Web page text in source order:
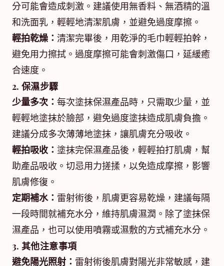
分可能會造成刺激。建議使用無香料、無酒精的溫
和洗面乳，輕輕地清潔肌膚，並避免過度摩擦。
輕拍乾燥： 清潔完畢後，用乾淨的毛巾輕輕拍幹，
避免用力擦拭。過度摩擦可能會刺激傷口，延緩癒
合速度。
2. 保濕步驟
少量多次： 每次塗抹保濕產品時，只需取少量，並
輕輕地塗抹於臉部，避免過度塗抹造成肌膚負擔。
建議分成多次薄薄地塗抹，讓肌膚充分吸收。
輕拍吸收： 塗抹完保濕產品後，輕輕拍打肌膚，幫
助產品吸收。切忌用力搓揉，以免造成摩擦，影響
肌膚修復。
定期補水： 雷射術後，肌膚更容易乾燥，建議每隔
一段時間就補充水分，維持肌膚濕潤。除了塗抹保
濕產品，也可以使用噴霧或濕敷的方式補充水分。
3. 其他注意事項
避免陽光照射： 雷射術後肌膚對陽光非常敏感，建